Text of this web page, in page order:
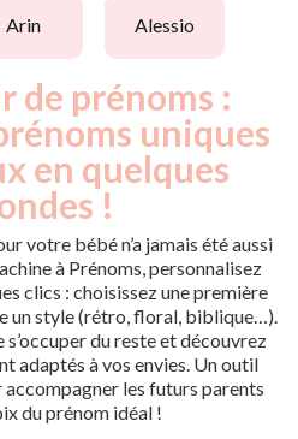
arin alessio
de prénoms :
uniques
en quelques
!
votre bébé n’a jamais été aussi
à Prénoms, personnalisez
clics : choisissez une première
un style (rétro, floral, biblique…).
s’occuper du reste et découvrez
adaptés à vos envies. Un outil
les futurs parents
du prénom idéal !